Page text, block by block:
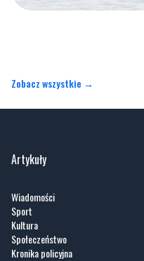
Zobacz wszystkie →
Artykuły
Wiadomości
Sport
Kultura
Społeczeństwo
Kronika policyjna